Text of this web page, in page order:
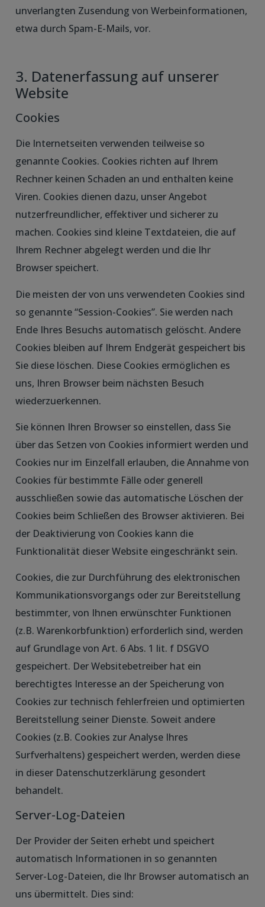
unverlangten Zusendung von Werbeinformationen,
etwa durch Spam-E-Mails, vor.
3. Datenerfassung auf unserer
Website
Cookies
Die Internetseiten verwenden teilweise so
genannte Cookies. Cookies richten auf Ihrem
Rechner keinen Schaden an und enthalten keine
Viren. Cookies dienen dazu, unser Angebot
nutzerfreundlicher, effektiver und sicherer zu
machen. Cookies sind kleine Textdateien, die auf
Ihrem Rechner abgelegt werden und die Ihr
Browser speichert.
Die meisten der von uns verwendeten Cookies sind
so genannte “Session-Cookies”. Sie werden nach
Ende Ihres Besuchs automatisch gelöscht. Andere
Cookies bleiben auf Ihrem Endgerät gespeichert bis
Sie diese löschen. Diese Cookies ermöglichen es
uns, Ihren Browser beim nächsten Besuch
wiederzuerkennen.
Sie können Ihren Browser so einstellen, dass Sie
über das Setzen von Cookies informiert werden und
Cookies nur im Einzelfall erlauben, die Annahme von
Cookies für bestimmte Fälle oder generell
ausschließen sowie das automatische Löschen der
Cookies beim Schließen des Browser aktivieren. Bei
der Deaktivierung von Cookies kann die
Funktionalität dieser Website eingeschränkt sein.
Cookies, die zur Durchführung des elektronischen
Kommunikationsvorgangs oder zur Bereitstellung
bestimmter, von Ihnen erwünschter Funktionen
(z.B. Warenkorbfunktion) erforderlich sind, werden
auf Grundlage von Art. 6 Abs. 1 lit. f DSGVO
gespeichert. Der Websitebetreiber hat ein
berechtigtes Interesse an der Speicherung von
Cookies zur technisch fehlerfreien und optimierten
Bereitstellung seiner Dienste. Soweit andere
Cookies (z.B. Cookies zur Analyse Ihres
Surfverhaltens) gespeichert werden, werden diese
in dieser Datenschutzerklärung gesondert
behandelt.
Server-Log-Dateien
Der Provider der Seiten erhebt und speichert
automatisch Informationen in so genannten
Server-Log-Dateien, die Ihr Browser automatisch an
uns übermittelt. Dies sind: